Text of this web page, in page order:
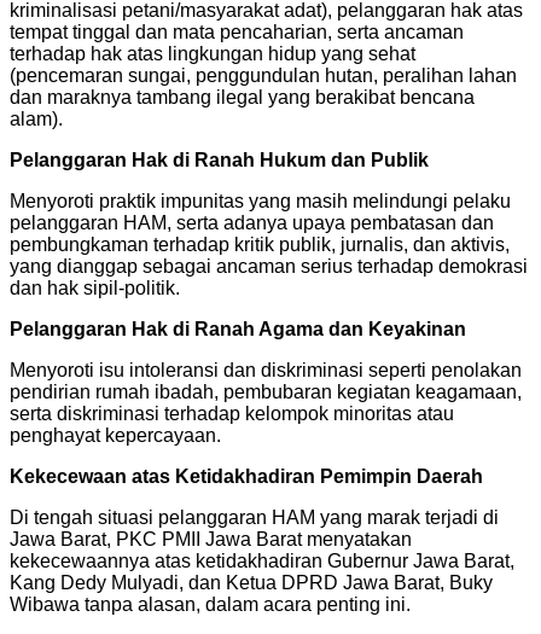
kriminalisasi petani/masyarakat adat), pelanggaran hak atas
tempat tinggal dan mata pencaharian, serta ancaman
terhadap hak atas lingkungan hidup yang sehat
(pencemaran sungai, penggundulan hutan, peralihan lahan
dan maraknya tambang ilegal yang berakibat bencana
alam).
Pelanggaran Hak di Ranah Hukum dan Publik
Menyoroti praktik impunitas yang masih melindungi pelaku
pelanggaran HAM, serta adanya upaya pembatasan dan
pembungkaman terhadap kritik publik, jurnalis, dan aktivis,
yang dianggap sebagai ancaman serius terhadap demokrasi
dan hak sipil-politik.
Pelanggaran Hak di Ranah Agama dan Keyakinan
Menyoroti isu intoleransi dan diskriminasi seperti penolakan
pendirian rumah ibadah, pembubaran kegiatan keagamaan,
serta diskriminasi terhadap kelompok minoritas atau
penghayat kepercayaan.
Kekecewaan atas Ketidakhadiran Pemimpin Daerah
Di tengah situasi pelanggaran HAM yang marak terjadi di
Jawa Barat, PKC PMII Jawa Barat menyatakan
kekecewaannya atas ketidakhadiran Gubernur Jawa Barat,
Kang Dedy Mulyadi, dan Ketua DPRD Jawa Barat, Buky
Wibawa tanpa alasan, dalam acara penting ini.